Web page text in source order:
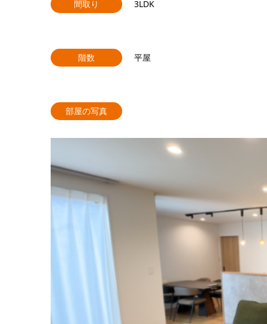
間取り 3LDK
階数 平屋
部屋の写真